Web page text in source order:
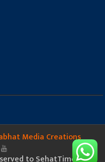
Media Creations
to SehatTimes.Com